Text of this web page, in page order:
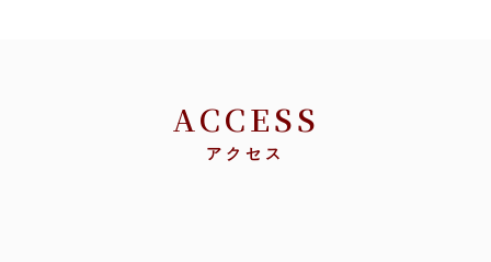
ACCESS
アクセス